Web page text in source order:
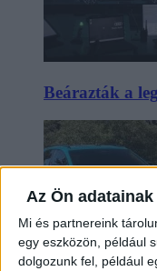
Az Ön
Mi és partnereink
egy eszközön, például
dolgozunk fel, például
Beárazták a